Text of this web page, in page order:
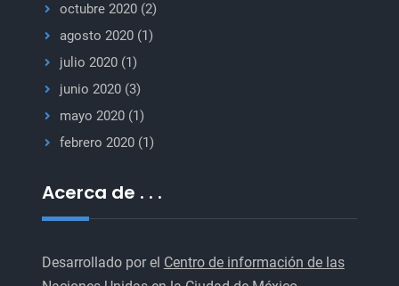
octubre 2020(2)
agosto 2020(1)
julio 2020(1)
junio 2020(3)
mayo 2020(1)
febrero 2020(1)
Acerca de . . .
Desarrollado por el Centro de información de las